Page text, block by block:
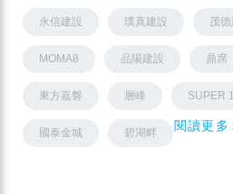
永信建設 璞真建設 茂
MOMA8 品陽建設 鼎席
東方嘉磐 層峰 SUPER 1
國泰金城 碧湖畔 閱讀更多